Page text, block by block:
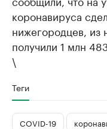
коронавируса
нижегородцев, из
получили 1 млн
\
Теги
COVID-19